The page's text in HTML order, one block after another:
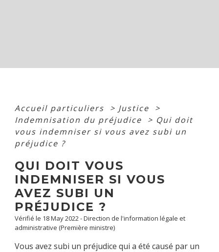
Accueil particuliers > Justice
>
Indemnisation du préjudice
> Qui doit
vous indemniser si vous avez subi un
préjudice ?
QUI DOIT VOUS
INDEMNISER SI VOUS
AVEZ SUBI UN
PRÉJUDICE ?
Vérifié le 18 May 2022 - Direction de l'information légale et
administrative (Première ministre)
Vous avez subi un préjudice qui a été causé par un